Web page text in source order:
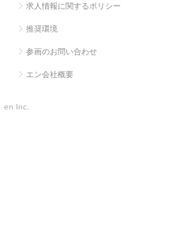
求人情報に関するポリシー
推奨環境
参画のお問い合わせ
エン会社概要
en Inc.